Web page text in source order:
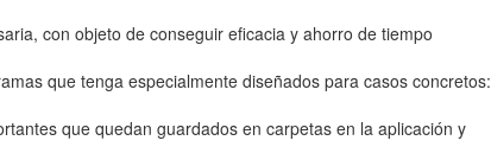
con objeto de conseguir eficacia y ahorro de tiempo
que tenga especialmente diseñados para casos concretos:
que quedan guardados en carpetas en la aplicación y